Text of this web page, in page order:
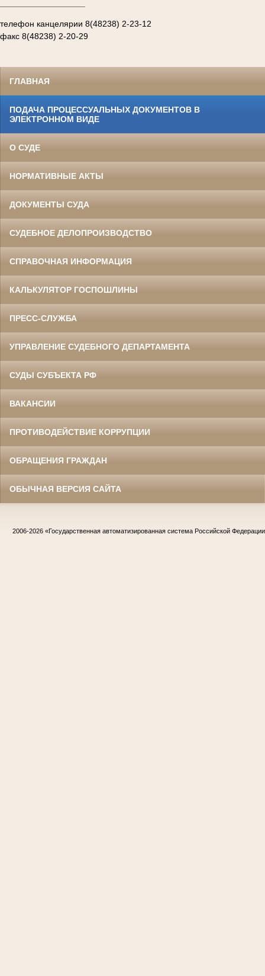
телефон канцелярии 8(48238) 2-23-12
факс 8(48238) 2-20-29
ГЛАВНАЯ
ПОДАЧА ПРОЦЕССУАЛЬНЫХ ДОКУМЕНТОВ В
ЭЛЕКТРОННОМ ВИДЕ
О СУДЕ
НОРМАТИВНЫЕ АКТЫ
ДОКУМЕНТЫ СУДА
СУДЕБНОЕ ДЕЛОПРОИЗВОДСТВО
СПРАВОЧНАЯ ИНФОРМАЦИЯ
КАЛЬКУЛЯТОР ГОСПОШЛИНЫ
ПРЕСС-СЛУЖБА
УПРАВЛЕНИЕ СУДЕБНОГО ДЕПАРТАМЕНТА
СУДЫ СУБЪЕКТА РФ
ВАКАНСИИ
ПРОТИВОДЕЙСТВИЕ КОРРУПЦИИ
ОБРАЩЕНИЯ ГРАЖДАН
ОБЫЧНАЯ ВЕРСИЯ САЙТА
2006-2026 «Государственная автоматизированная система Российской